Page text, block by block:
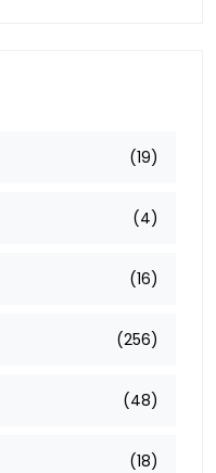
(19)
(4)
(16)
(256)
(48)
(18)